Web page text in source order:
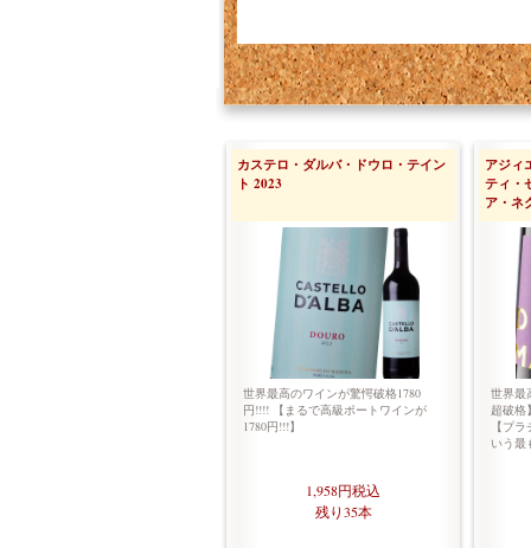
カステロ・ダルバ・ドウロ・テイン
ト 2023
世界最高のワインが驚愕破格1780
円!!!! 【まるで高級ポートワインが
1780円!!!】
1,958円税込
残り35本
アジィ
ティ・
ア・ネ
世界最
超破格
【プ
いう